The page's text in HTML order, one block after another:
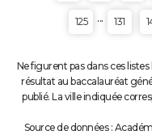
125 ... 131
Ne figurent pas dans ces
résultat au baccalauréat
publié. La ville indiquée
Source de données :